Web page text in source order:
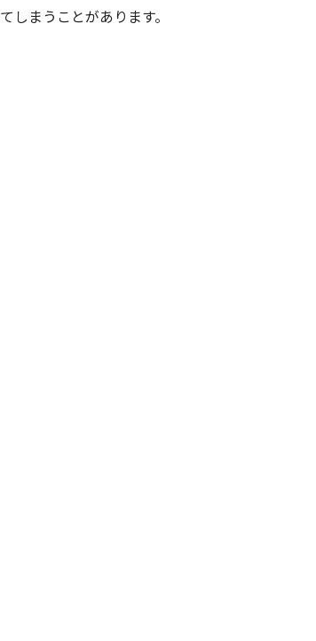
まうことがあります。